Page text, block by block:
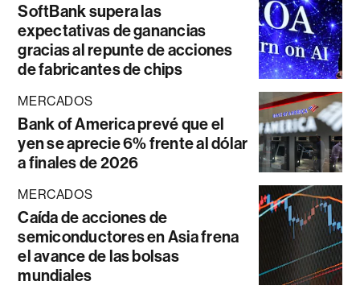
SoftBank supera las
expectativas de ganancias
gracias al repunte de acciones
de fabricantes de chips
MERCADOS
Bank of America prevé que el
yen se aprecie 6% frente al dólar
a finales de 2026
MERCADOS
Caída de acciones de
semiconductores en Asia frena
el avance de las bolsas
mundiales